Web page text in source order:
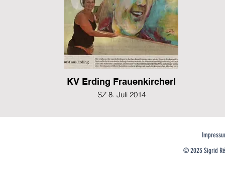
KV Erding Frauenkircherl
SZ 8. Juli 2014
© 2023 Sigrid